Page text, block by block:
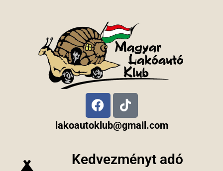
lakoautoklub@gmail.com
Kedvezményt adó